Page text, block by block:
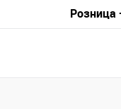
Розница